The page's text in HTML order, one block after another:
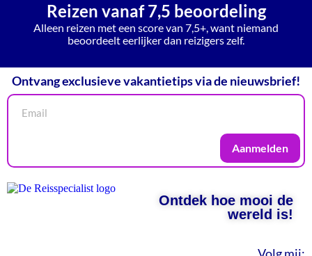
Reizen vanaf 7,5 beoordeling
Alleen reizen met een score van 7,5+, want niemand
beoordeelt eerlijker dan reizigers zelf.
Ontvang exclusieve vakantietips via de nieuwsbrief!
Aanmelden
Ontdek hoe mooi de
wereld is!